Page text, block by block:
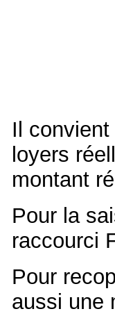
Il
loyers
montant
Pour la
raccourci
Pour
aussi une